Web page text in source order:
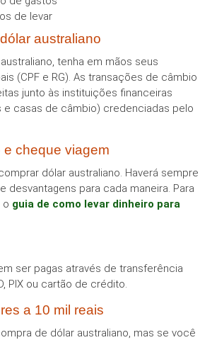
de levar
australiano
tenha em mãos seus
(CPF e RG). As transações de câmbio
junto às instituições financeiras
e casas de câmbio) credenciadas pelo
e cheque viagem
dólar australiano. Haverá sempre
desvantagens para cada maneira. Para
o guia de como levar dinheiro para
ser pagas através de transferência
PIX ou cartão de crédito.
a 10 mil reais
de dólar australiano, mas se você